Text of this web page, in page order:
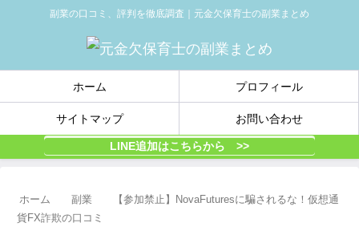
副業の口コミ、評判を徹底調査｜元金欠保育士の副業まとめ
ホーム プロフィール
サイトマップ お問い合わせ
LINE追加はこちらから >>
ホーム 副業
【参加禁止】NovaFuturesに騙されるな！仮想通
貨FX詐欺の口コミ